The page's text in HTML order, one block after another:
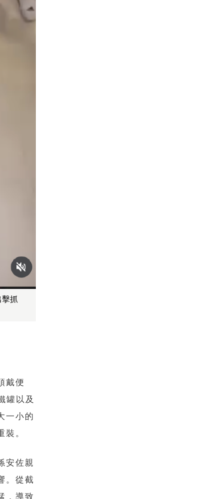
抓
戴便
罐以及
一小的
。
安佐親
。從截
，導致